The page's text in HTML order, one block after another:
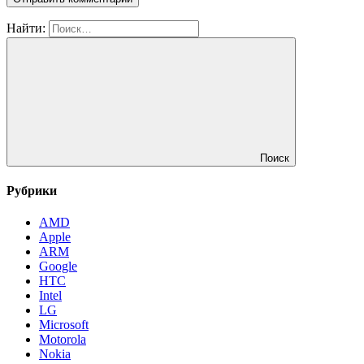
Найти:
Поиск
Рубрики
AMD
Apple
ARM
Google
HTC
Intel
LG
Microsoft
Motorola
Nokia